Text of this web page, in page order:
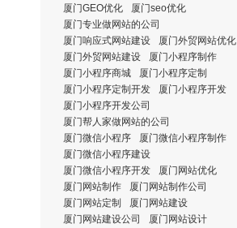
厦门GEO优化
厦门seo优化
厦门专业做网站的公司
厦门响应式网站建设
厦门外贸网站优化
厦门外贸网站建设
厦门小程序制作
厦门小程序商城
厦门小程序定制
厦门小程序定制开发
厦门小程序开发
厦门小程序开发公司
厦门帮人家做网站的公司
厦门微信小程序
厦门微信小程序制作
厦门微信小程序建设
厦门微信小程序开发
厦门网站优化
厦门网站制作
厦门网站制作公司
厦门网站定制
厦门网站建设
厦门网站建设公司
厦门网站设计